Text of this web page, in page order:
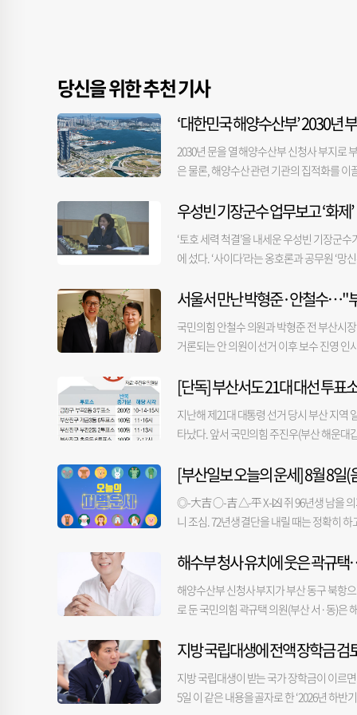
당신을 위한 추천 기사
‘대한민국 해양수산부’ 2030년
2030년 문을 열 해양수산부 신청사 부지로
은 물론, 해양수산 관련 기관의 집적화를
내 기초지방자치단체로부터 제안서를 접
동구 외에도 강서구(명지동 상업부지·1만
㎡)가 참여해 유치 경쟁을 벌였다. 신청사
면서도 “시민들이 해양수도를 상징하는 건
이성, 타 기관과의 집적 가능성, 교통 접근
공사(BPA) 소유지만, 사업 완공 후 소유권
양클러스터 조성을 목적으로 계획된 부지
구 부지에 해양 관련 기관을 유치하기도 용
항 재개발 지역 내 랜드마크급 신사옥 건립
라를 갖춘 부산역을 걸어서 오갈 수 있고,
편리한 곳이면서, 직원들이 출퇴근하고 안
해 안으로 시설 규모를 확정하고, 2030년
에서 깊은 관심을 보여주신 부산 시민과 지
이고 있는 점을 고려해, BPA는 해수부 신
우성빈 기장군수 업무보고 ‘화제’
‘토호 세력 척결’을 내세운 우성빈 기장군
에 섰다. ‘사이다’라는 옹호론과 공무원 ‘
계획 수립을 강조하는 장면이 화제가 됐다.
를 받고 군비를 투입하겠느냐. 중단하라’고
역 방송사가 해당 장면을 편집해 유튜브에
하지만 군청 내부에서는 반발도 나온다. 노
스를 받고 있다”고 적었다. 전국공무원노
상태”라고 말했다.
서울서 만난 박형준·안철수…"
국민의힘 안철수 의원과 박형준 전 부산시
거론되는 안 의원이 선거 이후 보수 진영
오찬 회동을 가졌다. 안 의원은 6·3 지방선
큼, 다시 마주 앉으니 그때의 기억이 새삼
역시 부산에서 태어나 자란 사람이라 부산
였다. 이번 회동은 차기 당권 도전 가능성
울시장과 오찬 회동을 했고, 지난달 21일에
들과 만남을 추진 중인 것으로 알려졌다.
있다. 박 전 시장은 지난 2일 울산에서 진행
했다. 이 자리에는 유영하·김기현·박대
이 됐다. 지방선거 이후 몸을 낮춰온 박 전
커지는 모습이다.
[단독] 부산서도 21대 대선 투표
지난해 제21대 대통령 선거 당시 부산 지역
타났다. 앞서 국민의힘 주진우(부산 해운대
한 결과, 부산 914개 투표소 가운데 시간당
것으로 입력됐다. 연제구 연산4동 제1투표
다. 다만 대부분 서로 떨어진 시간대에 나타
는데, 제1투표소만 유일하게 오후 7시 투표
개 투표소의 시간대별 투표자 수가 비정상
투표소가 투표용지 일련번호 등을 토대로
선 투표까지도 수사 범위가 확대될 가능성
말했다.
[부산일보 오늘의 운세] 8월 8일(
◎-大吉 ○-吉 △-平 X-凶 쥐 96년생 남을 의
니 조심. 72년생 결단을 내릴 때는 정확히
노력하는 것이 길. 85년생 명확한 의사표시
해질 듯. 금전-△ 애정-△ 건강-○ 범 98년생
과로 이어질 듯. 74년생 운이 좋아도 섣불
있어도 말다툼을 삼가야. 87년생 대화의 장
직감이 맞을 수 있으니 무시하지 말아야.
주의하면 무난한 하루. 금전-○ 애정-○ 건
해수부 청사 유치에 웃은 곽규
해양수산부 신청사 부지가 부산 동구 북항
로 둔 국민의힘 곽규택 의원(부산 서·동)은
지역구로 둔 곽규택 의원이다. 곽 의원은
재개발 활성화를 위한 항만공사법 개정을
의했다. 교통 분야에서도 성과를 냈다. 곽
지방 국립대생에 전액 장학금 검
지방 국립대생이 받는 국가 장학금이 이르
5일 이 같은 내용을 골자로 한 ‘2026년 하